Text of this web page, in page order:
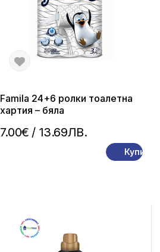
7.00€ / 13.69ЛВ.
Famila 24+6 ролки тоалетна
хартия – бяла
Купи